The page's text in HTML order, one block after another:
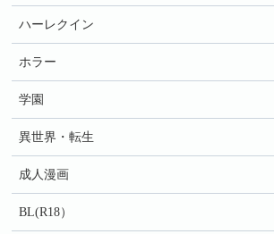
ハーレクイン
ホラー
学園
異世界・転生
成人漫画
BL(R18）